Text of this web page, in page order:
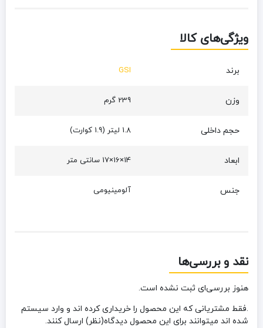
ویژگی‌های کالا
برند GSI
وزن 239 گرم
حجم داخلی 1.8 لیتر (1.9 کوارت)
ابعاد 14×16×17 سانتی متر
جنس آلومینیومی
نقد و بررسی‌ها
هنوز بررسی‌ای ثبت نشده است.
.فقط مشتریانی که این محصول را خریداری کرده اند و وارد سیستم
شده اند میتوانند برای این محصول دیدگاه(نظر) ارسال کنند.